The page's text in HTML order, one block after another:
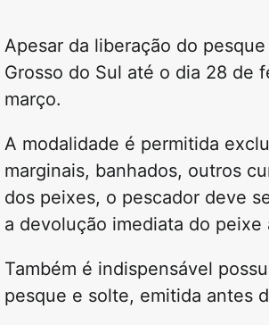
Apesar da liberação do
Grosso do Sul até o dia 28 de
março.
A modalidade é permitida
marginais, banhados, outros
dos peixes, o pescador deve
a devolução imediata do
Também é indispensável
pesque e solte, emitida antes